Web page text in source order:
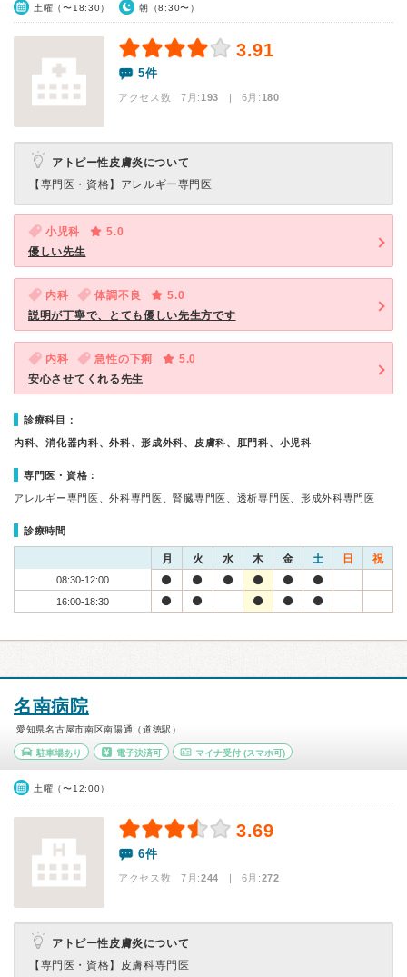
土曜（〜18:30） 朝（8:30〜）
3.91
5件
アクセス数 7月:193 | 6月:180
アトピー性皮膚炎について
【専門医・資格】 アレルギー専門医
小児科
5.0
優しい先生
内科 体調不良
5.0
説明が丁寧で、とても優しい先生方です
内科 急性の下痢
5.0
安心させてくれる先生
診療科目：
内科、消化器内科、外科、形成外科、皮膚科、肛門科、小児科
専門医・資格：
アレルギー専門医、外科専門医、腎臓専門医、透析専門医、形成外科専門医
診療時間
月 火 水 木 金 土 日 祝
08:30-12:00
16:00-18:30
名南病院
愛知県名古屋市南区南陽通（道徳駅）
駐車場あり 電子決済可 マイナ受付 (スマホ可)
土曜（〜12:00）
3.69
6件
アクセス数 7月:244 | 6月:272
アトピー性皮膚炎について
【専門医・資格】 皮膚科専門医